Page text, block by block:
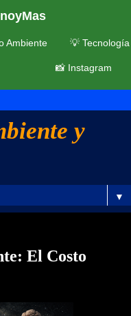
y
Ambiente 💡 Tecnología
📸 Instagram
▼
El Costo